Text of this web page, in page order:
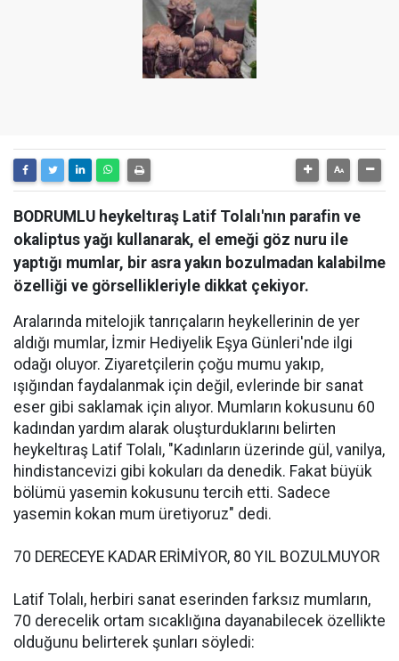
BODRUMLU heykeltıraş Latif Tolalı'nın parafin ve
okaliptus yağı kullanarak, el emeği göz nuru ile
yaptığı mumlar, bir asra yakın bozulmadan kalabilme
özelliği ve görsellikleriyle dikkat çekiyor.
Aralarında mitelojik tanrıçaların heykellerinin de yer
aldığı mumlar, İzmir Hediyelik Eşya Günleri'nde ilgi
odağı oluyor. Ziyaretçilerin çoğu mumu yakıp,
ışığından faydalanmak için değil, evlerinde bir sanat
eser gibi saklamak için alıyor. Mumların kokusunu 60
kadından yardım alarak oluşturduklarını belirten
heykeltıraş Latif Tolalı, "Kadınların üzerinde gül, vanilya,
hindistancevizi gibi kokuları da denedik. Fakat büyük
bölümü yasemin kokusunu tercih etti. Sadece
yasemin kokan mum üretiyoruz" dedi.
70 DERECEYE KADAR ERİMİYOR, 80 YIL BOZULMUYOR
Latif Tolalı, herbiri sanat eserinden farksız mumların,
70 derecelik ortam sıcaklığına dayanabilecek özellikte
olduğunu belirterek şunları söyledi: